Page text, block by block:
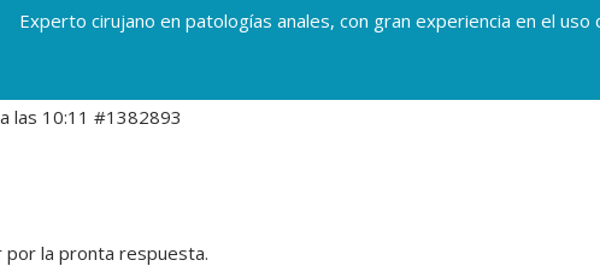
Experto cirujano en patologías anales, con gran experiencia en el uso
las 10:11 #1382893
por la pronta respuesta.